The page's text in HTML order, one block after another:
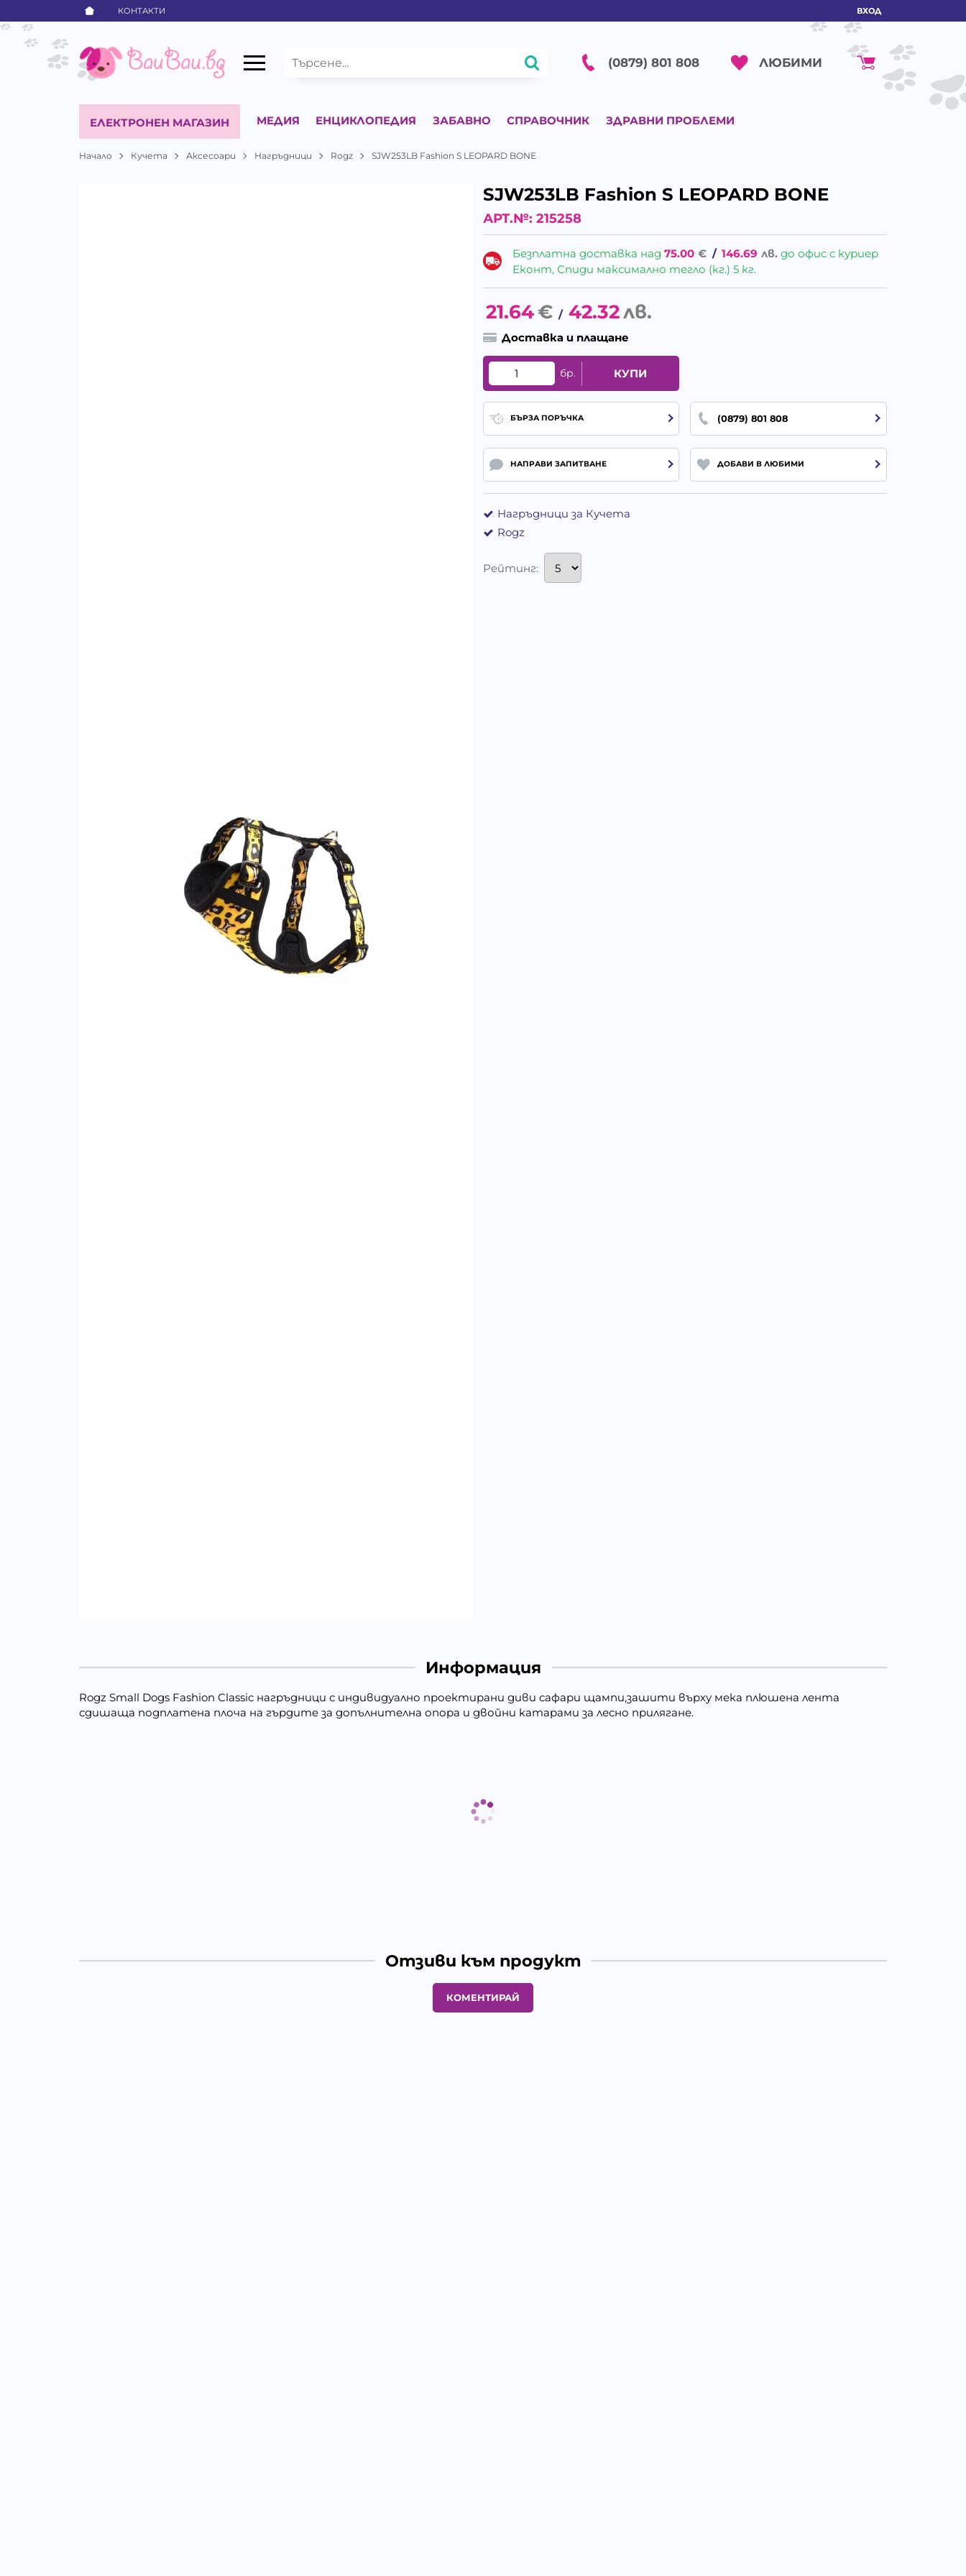
КОНТАКТИ ВХОД
(0879) 801 808 ЛЮБИМИ
ЕЛЕКТРОНЕН МАГАЗИН МЕДИЯ ЕНЦИКЛОПЕДИЯ ЗАБАВНО СПРАВОЧНИК ЗДРАВНИ ПРОБЛЕМИ
Начало Кучета Аксесоари Нагръдници Rogz SJW253LB Fashion S LEOPARD BONE
SJW253LB Fashion S LEOPARD BONE
АРТ.№: 215258
Безплатна доставка над75.00 € / 146.69 лв. до офис с куриер
Еконт, Спиди максимално тегло (кг.) 5 кг.
21.64€ / 42.32лв.
Доставка и плащане
бр. КУПИ
БЪРЗА ПОРЪЧКА (0879) 801 808
НАПРАВИ ЗАПИТВАНЕ ДОБАВИ В ЛЮБИМИ
Нагръдници за Кучета
Rogz
Рейтинг:
Информация
Rogz Small Dogs Fashion Classic нагръдници с индивидуално проектирани диви сафари щампи,зашити върху мека плюшена лента
сдишаща подплатена плоча на гърдите за допълнителна опора и двойни катарами за лесно прилягане.
Отзиви към продукт
КОМЕНТИРАЙ